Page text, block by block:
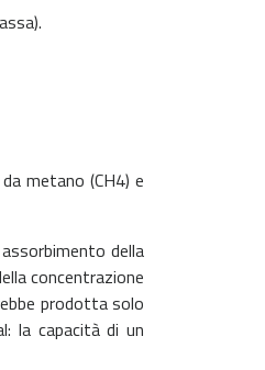
metano (CH4) e
della
concentrazione
prodotta solo
la capacità di un